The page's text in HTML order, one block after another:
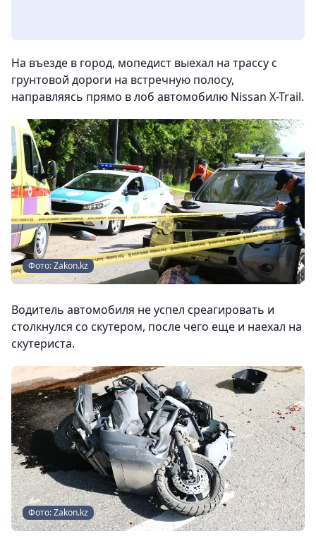
На въезде в город, мопедист выехал на трассу с
грунтовой дороги на встречную полосу,
направляясь прямо в лоб автомобилю Nissan X-Trail.
Фото: Zakon.kz
Водитель автомобиля не успел среагировать и
столкнулся со скутером, после чего еще и наехал на
скутериста.
Фото: Zakon.kz